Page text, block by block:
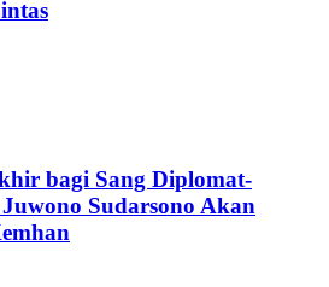
bagi Sang Diplomat-
Sudarsono Akan